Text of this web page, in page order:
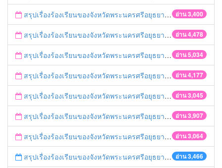
อ่าน 3,400
สรุปเรื่องร้องเรียนของจังหวัดพระนครศรีอยุธยา ประจำวันที่ 31 สิงหาคม - 4 กันยายน 2558
อ่าน 4,478
สรุปเรื่องร้องเรียนของจังหวัดพระนครศรีอยุธยา ประจำวันที่ 24-28 สิงหาคม 2558
อ่าน 5,034
สรุปเรื่องร้องเรียนของจังหวัดพระนครศรีอยุธยา ประจำวันที่ 17-21 สิงหาคม 2558
อ่าน 4,177
สรุปเรื่องร้องเรียนของจังหวัดพระนครศรีอยุธยา ประจำวันที่ 10-14 สิงหาคม 2558
อ่าน 3,045
สรุปเรื่องร้องเรียนของจังหวัดพระนครศรีอยุธยา ประจำวันที่ 3-7 สิงหาคม 2558
อ่าน 3,907
สรุปเรื่องร้องเรียนของจังหวัดพระนครศรีอยุธยา ประจำวันที่ 27-31 กรกฎาคม 2558
อ่าน 3,064
สรุปเรื่องร้องเรียนของจังหวัดพระนครศรีอยุธยา ประจำวันที่ 20-24 กรกฎาคม 2558
อ่าน 3,466
สรุปเรื่องร้องเรียนของจังหวัดพระนครศรีอยุธยา ประจำวันที่ 13-17 กรกฎาคม 2558